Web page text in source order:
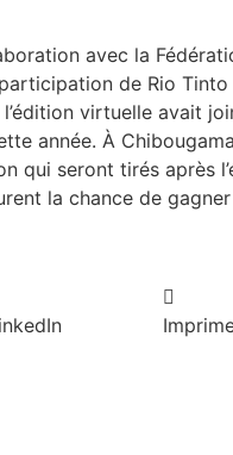
avec la
de Rio
l’édition virtuelle avait
année. À
qui seront tirés après
la chance de